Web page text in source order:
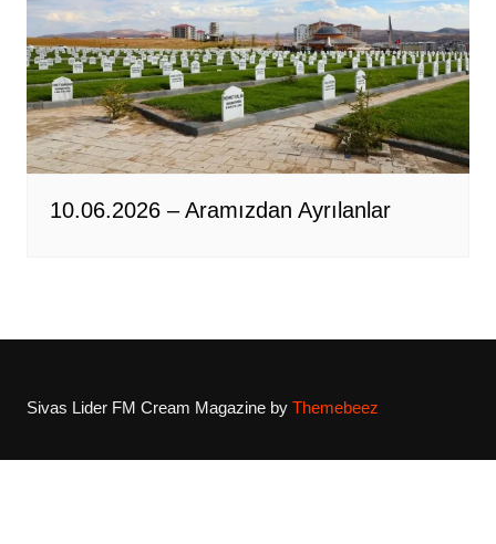
10.06.2026 – Aramızdan Ayrılanlar
Sivas Lider FM Cream Magazine by Themebeez